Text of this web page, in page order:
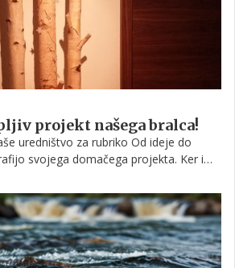
projekt našega bralca!
uredništvo za rubriko Od ideje do
svojega domačega projekta. Ker ima
Morda pa dobite idejo ...